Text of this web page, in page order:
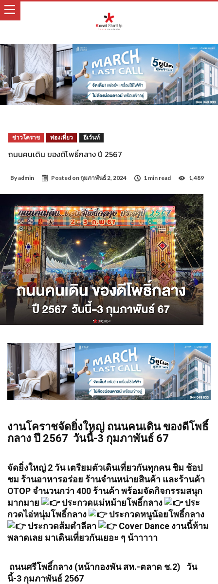
ข่าวโคราช ท่องเที่ยว อีเว้นท์
ถนนคนเดิน ของดีโพธิ์กลาง ปี 2567
Byadmin Posted on กุมภาพันธ์ 2, 2024 1 min read 1,489
งานโคราชจัดยิ่งใหญ่ ถนนคนเดิน ของดีโพธิ์
กลาง ปี 2567 วันนี้-3 กุมภาพันธ์ 67
จัดยิ่งใหญ่ 2 วัน เตรียมตัวเดินเที่ยวกันทุกคน ชิม ช้อป
ชม ร้านอาหารอร่อย ร้านจำนหน่ายสินค้า และร้านค้า
OTOP จำนวนกว่า 400 ร้านค้า พร้อมจัดกิจกรรมสนุก
มากมาย
ประกวดแม่หม้ายโพธิ์กลาง
ประ
กวดไอ่หนุ่มโพธิ์กลาง
ประกวดหนูน้อยโพธิ์กลาง
ประกวดส้มตำลีลา
Cover Dance งานนี้ห้าม
พลาดเลย มาเดินเที่ยวกันเยอะ ๆ น้าาาาา
ถนนศรีโพธิ์กลาง (หน้ากองพัน สห.-ตลาด ช.2) วัน
นี้-3 กุมภาพันธ์ 2567